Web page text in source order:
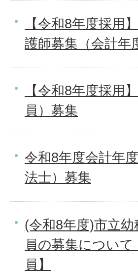
【令和8年度採用
護師募集（会計年
【令和8年度採用
員）募集
令和8年度会計年
法士）募集
(令和8年度)市立
員の募集につい
員】